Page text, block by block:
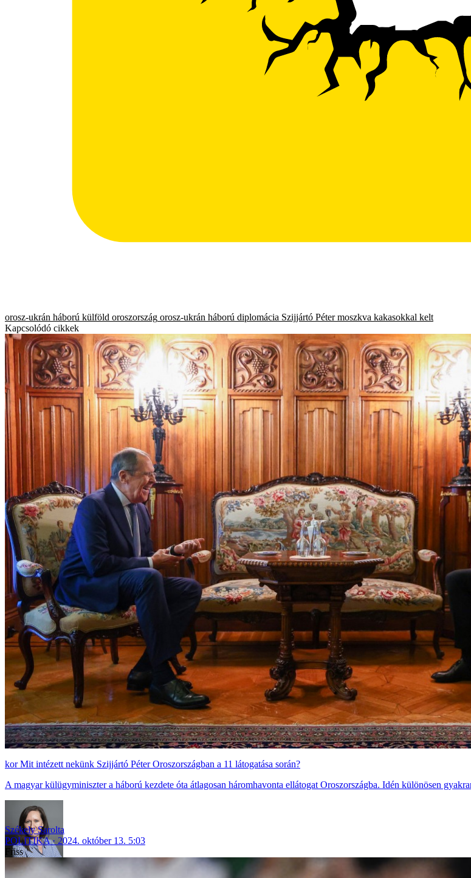
orosz-ukrán háború külföld oroszország orosz-ukrán háború diplomácia Szijjártó Péter moszkva kakasokkal kelt
Kapcsolódó cikkek
Mit intézett nekünk Szijjártó Péter Oroszországban a 11 látogatása során?
A magyar külügyminiszter a háború kezdete óta átlagosan háromhavonta ellátogat Oroszországba. Idén különösen
Székely Sarolta
POLITIKA
2024. október 13. 5:03
Friss